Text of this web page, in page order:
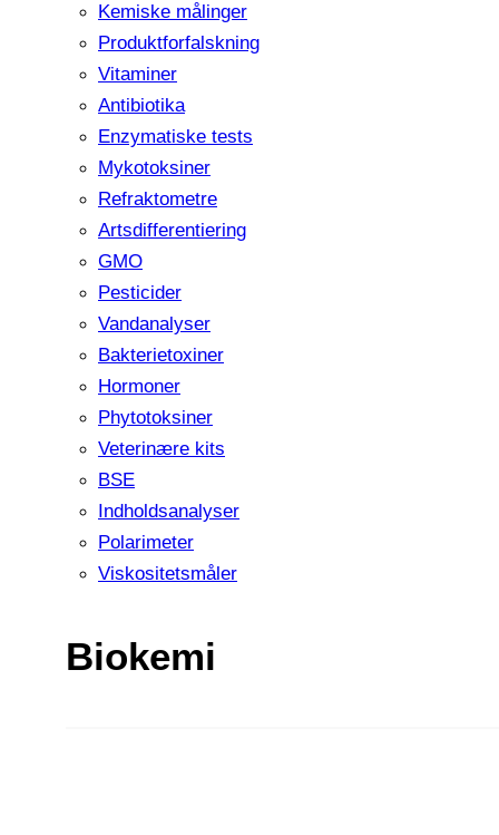
Kemiske målinger
Produktforfalskning
Vitaminer
Antibiotika
Enzymatiske tests
Mykotoksiner
Refraktometre
Artsdifferentiering
GMO
Pesticider
Vandanalyser
Bakterietoxiner
Hormoner
Phytotoksiner
Veterinære kits
BSE
Indholdsanalyser
Polarimeter
Viskositetsmåler
Biokemi